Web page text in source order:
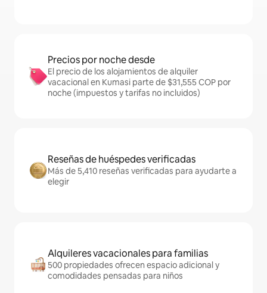
Precios por noche desde
El precio de los alojamientos de alquiler
vacacional en Kumasi parte de $31,555 COP por
noche (impuestos y tarifas no incluidos)
Reseñas de huéspedes verificadas
Más de 5,410 reseñas verificadas para ayudarte a
elegir
Alquileres vacacionales para familias
500 propiedades ofrecen espacio adicional y
comodidades pensadas para niños